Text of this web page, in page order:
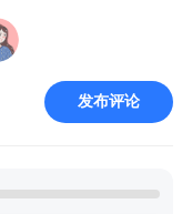
发布评论